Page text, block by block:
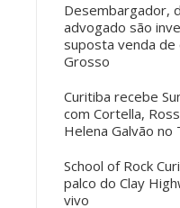
Desembargador,
advogado são
suposta venda
Grosso
Curitiba recebe
com Cortella,
Helena Galvão
School of Rock
palco do Clay
vivo